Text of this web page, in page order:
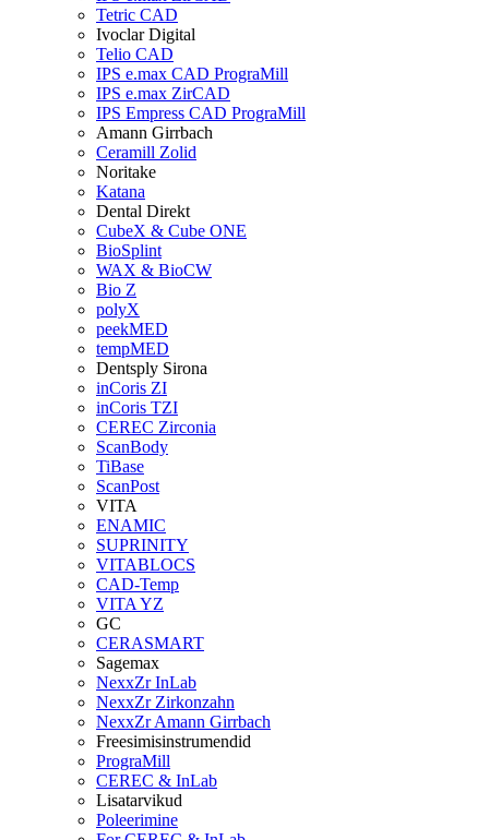
Tetric CAD
Ivoclar Digital
Telio CAD
IPS e.max CAD PrograMill
IPS e.max ZirCAD
IPS Empress CAD PrograMill
Amann Girrbach
Ceramill Zolid
Noritake
Katana
Dental Direkt
CubeX & Cube ONE
BioSplint
WAX & BioCW
Bio Z
polyX
peekMED
tempMED
Dentsply Sirona
inCoris ZI
inCoris TZI
CEREC Zirconia
ScanBody
TiBase
ScanPost
VITA
ENAMIC
SUPRINITY
VITABLOCS
CAD-Temp
VITA YZ
GC
CERASMART
Sagemax
NexxZr InLab
NexxZr Zirkonzahn
NexxZr Amann Girrbach
Freesimisinstrumendid
PrograMill
CEREC & InLab
Lisatarvikud
Poleerimine